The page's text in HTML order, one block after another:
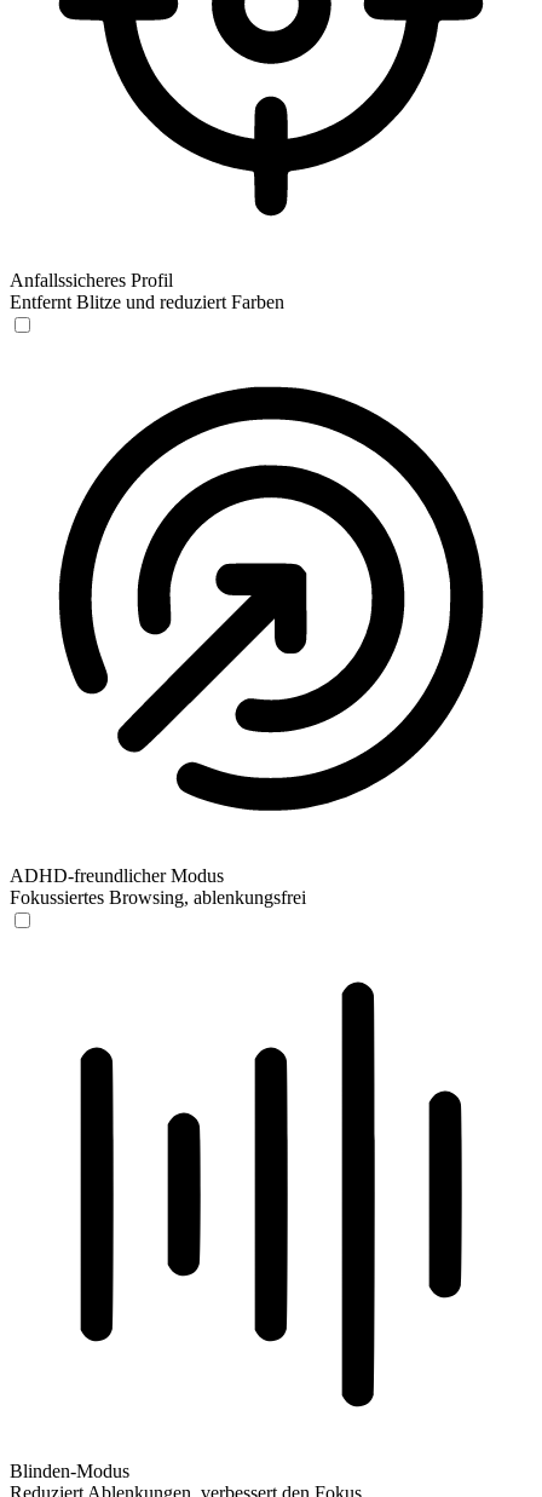
Anfallssicheres Profil
Entfernt Blitze und reduziert Farben
ADHD-freundlicher Modus
Fokussiertes Browsing, ablenkungsfrei
Blinden-Modus
Reduziert Ablenkungen, verbessert den Fokus